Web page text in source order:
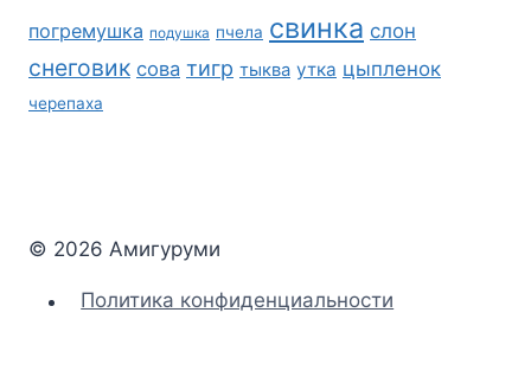
погремушка подушка пчела свинка слон
снеговик сова тигр тыква утка цыпленок
черепаха
© 2026 Амигуруми
Политика конфиденциальности